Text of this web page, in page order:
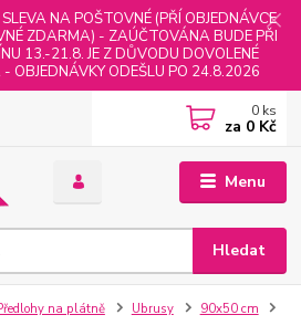
NA POŠTOVNÉ (PŘÍ OBJEDNÁVCE
ZDARMA) - ZAÚČTOVÁNA BUDE PŘI
13.-21.8. JE Z DŮVODU DOVOLENÉ
OBJEDNÁVKY ODEŠLU PO 24.8.2026
Menu
Hledat
0 ks
za 0 Kč
na plátně Ubrusy
90x50 cm